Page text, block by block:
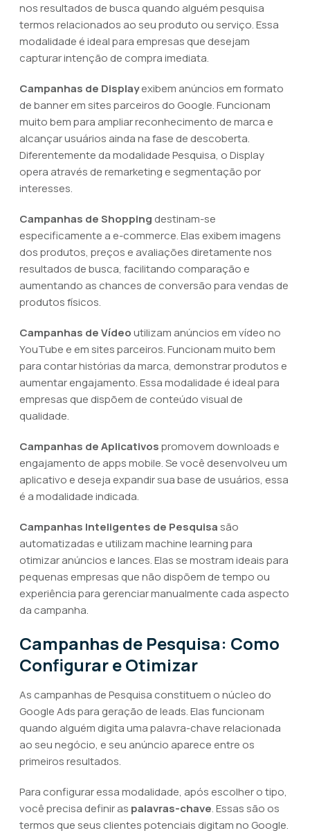
nos resultados de busca quando alguém pesquisa
termos relacionados ao seu produto ou serviço. Essa
modalidade é ideal para empresas que desejam
capturar intenção de compra imediata.
Campanhas de Displayexibem anúncios em formato
de banner em sites parceiros do Google. Funcionam
muito bem para ampliar reconhecimento de marca e
alcançar usuários ainda na fase de descoberta.
Diferentemente da modalidade Pesquisa, o Display
opera através de remarketing e segmentação por
interesses.
Campanhas de Shopping destinam-se
especificamente a e-commerce. Elas exibem imagens
dos produtos, preços e avaliações diretamente nos
resultados de busca, facilitando comparação e
aumentando as chances de conversão para vendas de
produtos físicos.
Campanhas de Vídeoutilizam anúncios em vídeo no
YouTube e em sites parceiros. Funcionam muito bem
para contar histórias da marca, demonstrar produtos e
aumentar engajamento. Essa modalidade é ideal para
empresas que dispõem de conteúdo visual de
qualidade.
Campanhas de Aplicativospromovem downloads e
engajamento de apps mobile. Se você desenvolveu um
aplicativo e deseja expandir sua base de usuários, essa
é a modalidade indicada.
Campanhas Inteligentes de Pesquisa são
automatizadas e utilizam machine learning para
otimizar anúncios e lances. Elas se mostram ideais para
pequenas empresas que não dispõem de tempo ou
experiência para gerenciar manualmente cada aspecto
da campanha.
Campanhas de Pesquisa: Como
Configurar e Otimizar
As campanhas de Pesquisa constituem o núcleo do
Google Ads para geração de leads. Elas funcionam
quando alguém digita uma palavra-chave relacionada
ao seu negócio, e seu anúncio aparece entre os
primeiros resultados.
Para configurar essa modalidade, após escolher o tipo,
você precisa definir as palavras-chave. Essas são os
termos que seus clientes potenciais digitam no Google.